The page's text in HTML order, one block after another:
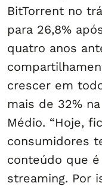
BitTorrent no
para 26,8%
quatro anos
crescer em
mais de 32%
Médio. “Hoje,
consumidores
conteúdo que
streaming. Por